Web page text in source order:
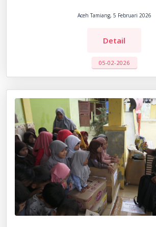
Aceh Tamiang, 5 Februari 2026
Detail
05-02-2026